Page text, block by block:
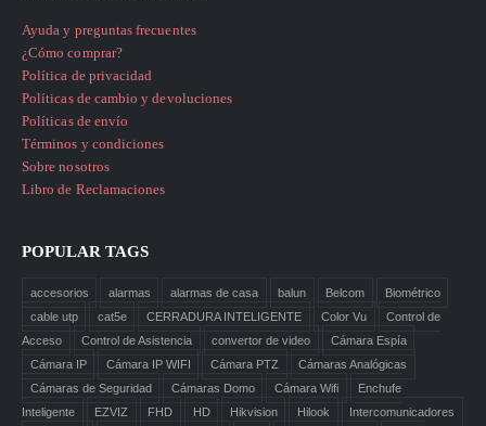
Ayuda y preguntas frecuentes
¿Cómo comprar?
Política de privacidad
Políticas de cambio y devoluciones
Políticas de envío
Términos y condiciones
Sobre nosotros
Libro de Reclamaciones
POPULAR TAGS
accesorios alarmas alarmas de casa balun Belcom
Biométrico
cable utp
cat5e CERRADURA INTELIGENTE Color Vu
Control de
Acceso
Control de Asistencia convertor de video
Cámara Espía
Cámara IP
Cámara IP WIFI Cámara PTZ
Cámaras Analógicas
Cámaras de Seguridad
Cámaras Domo Cámara Wifi
Enchufe
Inteligente
EZVIZ FHD HD Hikvision Hilook Intercomunicadores